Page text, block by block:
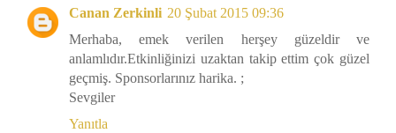
Canan Zerkinli 20 Şubat 2015 09:36
Merhaba, emek verilen herşey güzeldir ve
anlamlıdır.Etkinliğinizi uzaktan takip ettim çok güzel
geçmiş. Sponsorlarınız harika. ;
Sevgiler
Yanıtla